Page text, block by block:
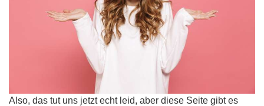
Also, das tut uns jetzt echt leid, aber diese Seite gibt es